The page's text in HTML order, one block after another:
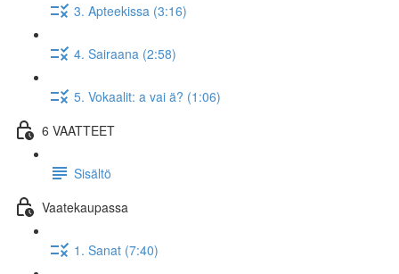
3. Apteekissa (3:16)
4. Sairaana (2:58)
5. Vokaalit: a vai ä? (1:06)
6 VAATTEET
Sisältö
Vaatekaupassa
1. Sanat (7:40)